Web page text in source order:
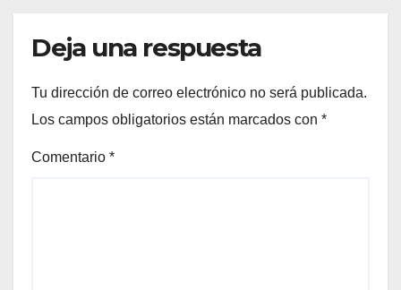
Deja una respuesta
Tu dirección de correo electrónico no será publicada.
Los campos obligatorios están marcados con *
Comentario *